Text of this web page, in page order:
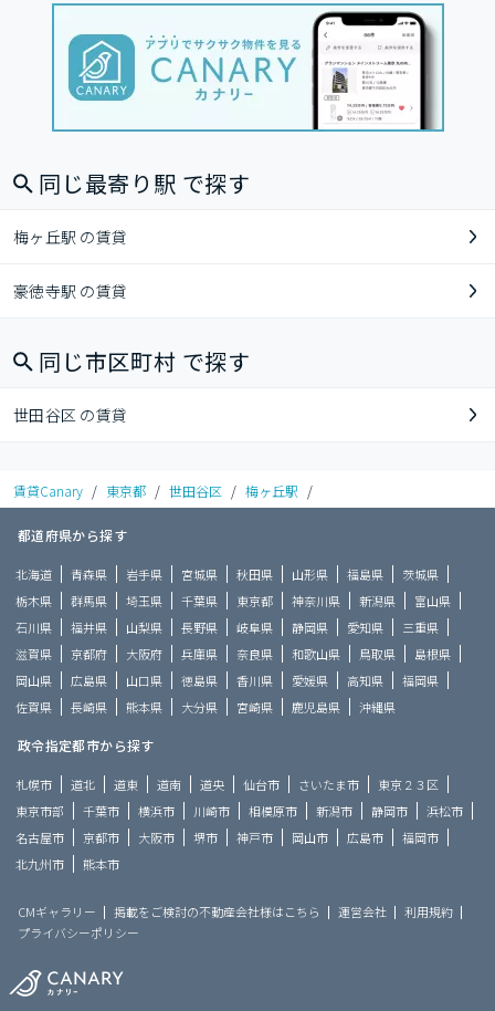
同じ最寄り駅 で探す
梅ヶ丘駅 の賃貸
豪徳寺駅 の賃貸
同じ市区町村 で探す
世田谷区 の賃貸
賃貸Canary / 東京都 / 世田谷区 / 梅ヶ丘駅 /
都道府県から探す
北海道 青森県 岩手県 宮城県 秋田県 山形県 福島県
茨城県
栃木県
群馬県 埼玉県 千葉県 東京都 神奈川県 新潟県
富山県
石川県
福井県 山梨県 長野県 岐阜県 静岡県 愛知県
三重県
滋賀県
京都府 大阪府 兵庫県 奈良県 和歌山県 鳥取県
島根県
岡山県
広島県 山口県 徳島県 香川県 愛媛県 高知県
福岡県
佐賀県
長崎県 熊本県 大分県 宮崎県 鹿児島県 沖縄県
政令指定都市から探す
札幌市 道北 道東 道南 道央 仙台市 さいたま市
東京２３区
東京市部
千葉市 横浜市 川崎市 相模原市 新潟市 静岡市
浜松市
名古屋市
京都市 大阪市 堺市 神戸市 岡山市 広島市
福岡市
北九州市
熊本市
CMギャラリー 掲載をご検討の不動産会社様はこちら 運営会社
利用規約
プライバシーポリシー